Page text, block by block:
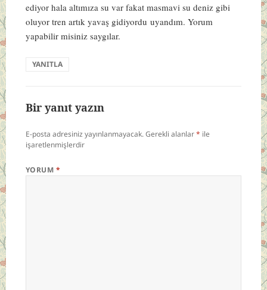
ediyor hala altımıza su var fakat masmavi su deniz gibi
oluyor tren artık yavaş gidiyordu uyandım. Yorum
yapabilir misiniz saygılar.
YANITLA
Bir yanıt yazın
E-posta adresiniz yayınlanmayacak.Gerekli alanlar* ile
işaretlenmişlerdir
YORUM *